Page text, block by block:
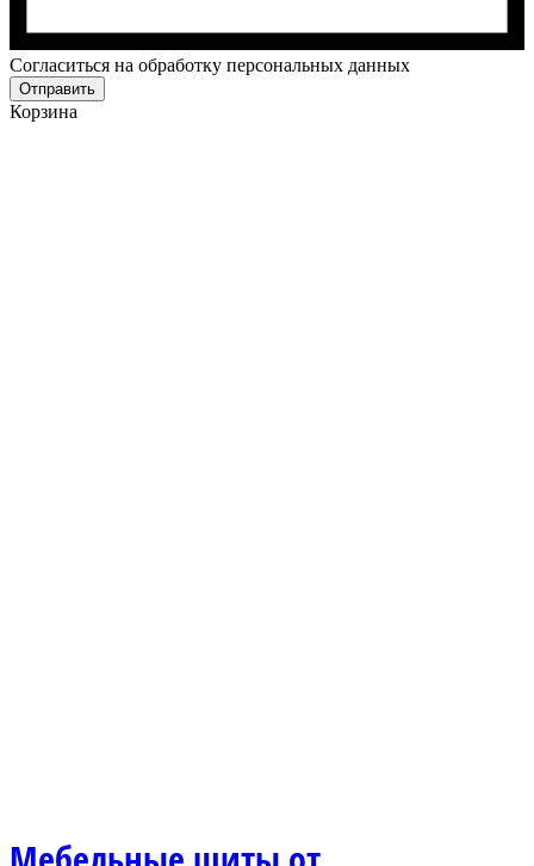
Cогласиться на обработку персональных данных
Отправить
Корзина